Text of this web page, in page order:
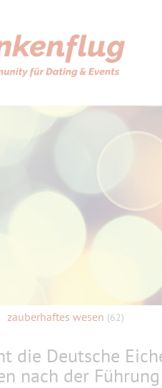
zauberhaftes wesen (62)
die Deutsche
nach der Führung